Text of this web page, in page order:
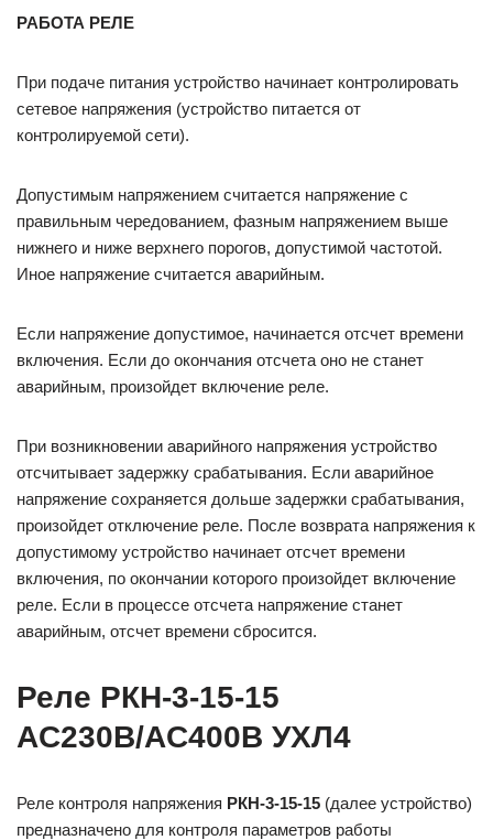
РАБОТА РЕЛЕ
При подаче питания устройство начинает контролировать
сетевое напряжения (устройство питается от
контролируемой сети).
Допустимым напряжением считается напряжение с
правильным чередованием, фазным напряжением выше
нижнего и ниже верхнего порогов, допустимой частотой.
Иное напряжение считается аварийным.
Если напряжение допустимое, начинается отсчет времени
включения. Если до окончания отсчета оно не станет
аварийным, произойдет включение реле.
При возникновении аварийного напряжения устройство
отсчитывает задержку срабатывания. Если аварийное
напряжение сохраняется дольше задержки срабатывания,
произойдет отключение реле. После возврата напряжения к
допустимому устройство начинает отсчет времени
включения, по окончании которого произойдет включение
реле. Если в процессе отсчета напряжение станет
аварийным, отсчет времени сбросится.
Реле РКН-3-15-15
AC230В/AC400B УХЛ4
Реле контроля напряжения РКН-3-15-15 (далее устройство)
предназначено для контроля параметров работы